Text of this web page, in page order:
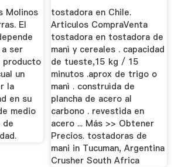
Molinos
El
ser
producto
un
la
en su
medio
de
tostadora en Chile.
Articulos CompraVenta
tostadora en tostadora de
manì y cereales . capacidad
de tueste,15 kg / 15
minutos .aprox de trigo o
manì . construìda de
plancha de acero al
carbono . revestida en
acero ... Más >> Obtener
Precios. tostadoras de
mani in Tucuman, Argentina
Crusher South Africa